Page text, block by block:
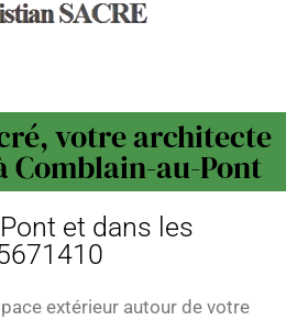
votre architecte
Comblain-au-Pont
et dans les
extérieur autour de votre